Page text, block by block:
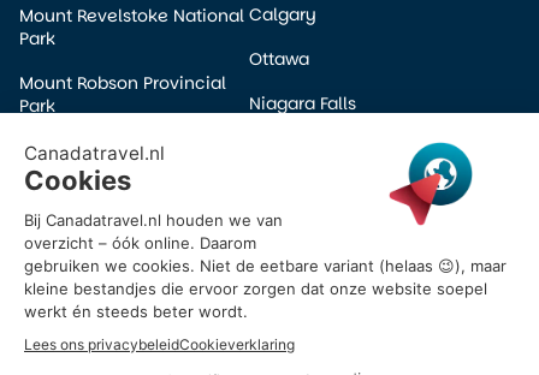
Mount Revelstoke National
Park
Mount Robson Provincial
Park
Pacific Rim National Park
Prince Albert National Park
Wells Gray Provincial Park
Yoho National Park
Calgary
Ottawa
Niagara Falls
Halifax
Victoria